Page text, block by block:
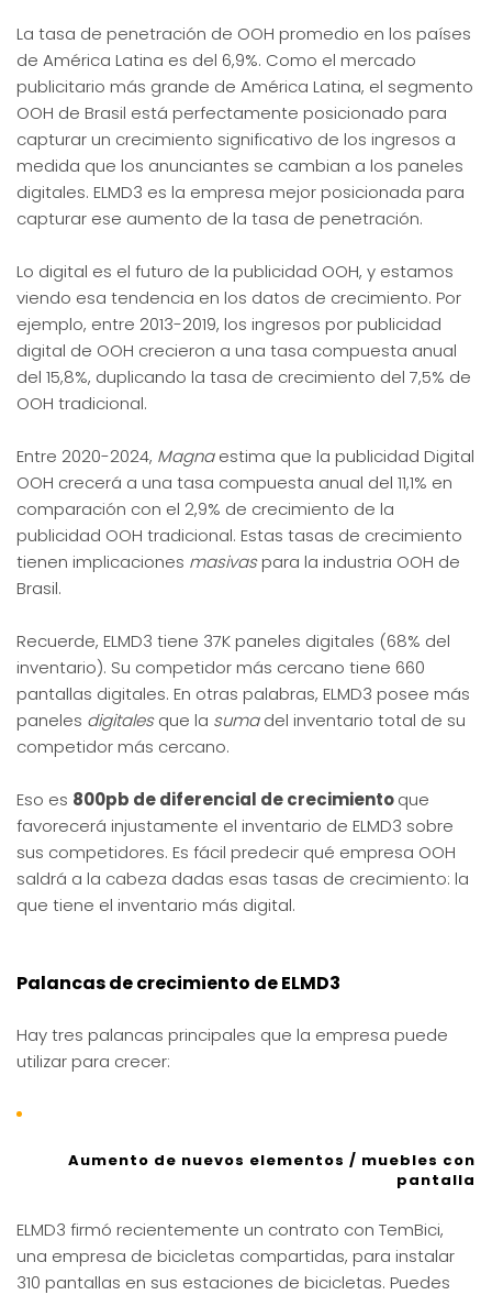
La tasa de penetración de OOH promedio en los países
de América Latina es del 6,9%. Como el mercado
publicitario más grande de América Latina, el segmento
OOH de Brasil está perfectamente posicionado para
capturar un crecimiento significativo de los ingresos a
medida que los anunciantes se cambian a los paneles
digitales. ELMD3 es la empresa mejor posicionada para
capturar ese aumento de la tasa de penetración.
Lo digital es el futuro de la publicidad OOH, y estamos
viendo esa tendencia en los datos de crecimiento. Por
ejemplo, entre 2013-2019, los ingresos por publicidad
digital de OOH crecieron a una tasa compuesta anual
del 15,8%, duplicando la tasa de crecimiento del 7,5% de
OOH tradicional.
Entre 2020-2024, Magnaestima que la publicidad Digital
OOH crecerá a una tasa compuesta anual del 11,1% en
comparación con el 2,9% de crecimiento de la
publicidad OOH tradicional. Estas tasas de crecimiento
tienen implicaciones masivaspara la industria OOH de
Brasil.
Recuerde, ELMD3 tiene 37K paneles digitales (68% del
inventario). Su competidor más cercano tiene 660
pantallas digitales. En otras palabras, ELMD3 posee más
paneles digitalesque la sumadel inventario total de su
competidor más cercano.
Eso es 800pb de diferencial de crecimientoque
favorecerá injustamente el inventario de ELMD3 sobre
sus competidores. Es fácil predecir qué empresa OOH
saldrá a la cabeza dadas esas tasas de crecimiento: la
que tiene el inventario más digital.
Palancas de crecimiento de ELMD3
Hay tres palancas principales que la empresa puede
utilizar para crecer:
Aumento de nuevos elementos / muebles con
pantalla
ELMD3 firmó recientemente un contrato con TemBici,
una empresa de bicicletas compartidas, para instalar
310 pantallas en sus estaciones de bicicletas. Puedes